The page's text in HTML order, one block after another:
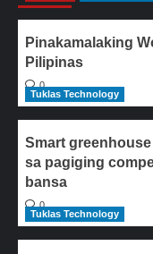
Pinakamalaking
Pilipinas
0
Tuklas Technology
Smart
sa pagiging
bansa
0
Tuklas Technology